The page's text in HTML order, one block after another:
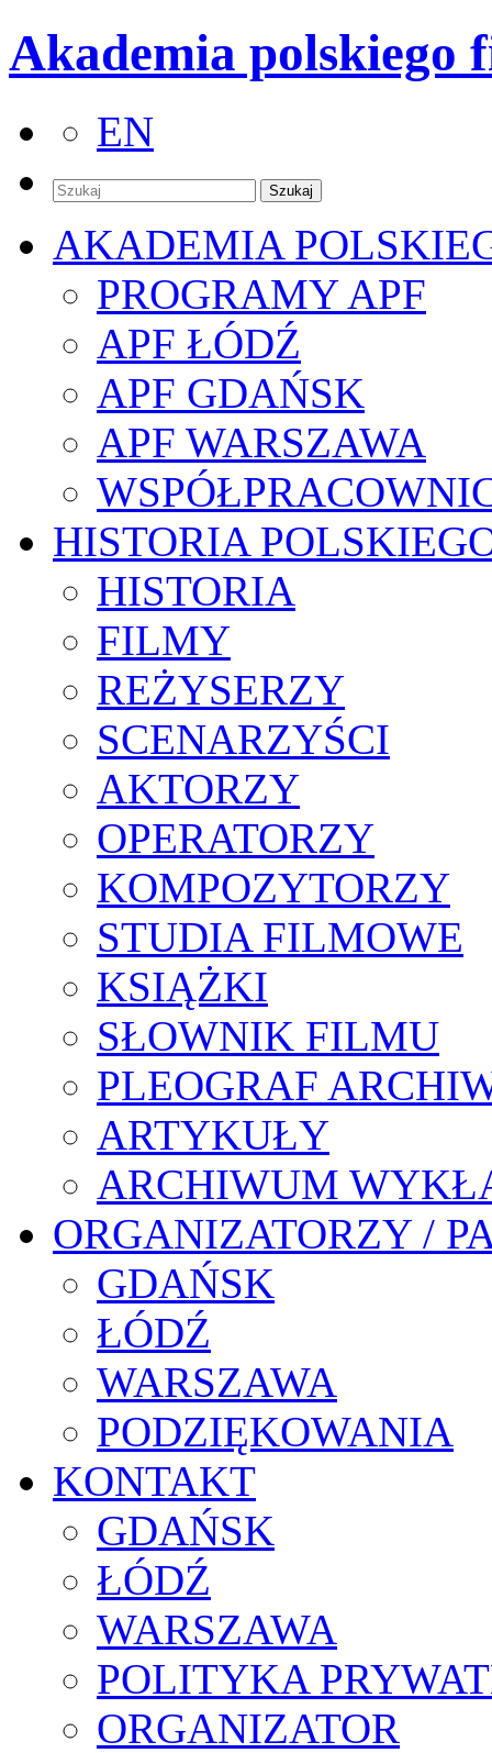
Akademia polskiego
EN
AKADEMIA
PROGRAMY APF
APF ŁÓDŹ
APF GDAŃSK
APF WARSZAWA
HISTORIA
HISTORIA
FILMY
REŻYSERZY
SCENARZYŚCI
AKTORZY
OPERATORZY
KOMPOZYTORZY
STUDIA FILMOWE
KSIĄŻKI
SŁOWNIK FILMU
PLEOGRAF
ARTYKUŁY
ARCHIWUM
ORGANIZATORZY /
GDAŃSK
ŁÓDŹ
WARSZAWA
PODZIĘKOWANIA
KONTAKT
GDAŃSK
ŁÓDŹ
WARSZAWA
POLITYKA
ORGANIZATOR